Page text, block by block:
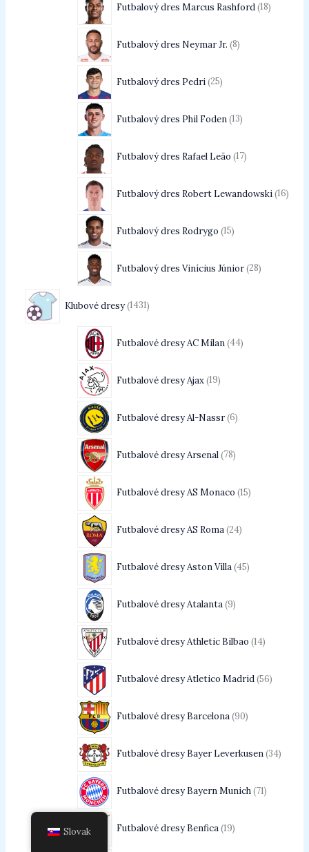
Futbalový dres Marcus Rashford 18
Futbalový dres Neymar Jr. 8
Futbalový dres Pedri 25
Futbalový dres Phil Foden 13
Futbalový dres Rafael Leão 17
Futbalový dres Robert Lewandowski 16
Futbalový dres Rodrygo 15
Futbalový dres Vinícius Júnior 28
Klubové dresy 1431
Futbalové dresy AC Milan 44
Futbalové dresy Ajax 19
Futbalové dresy Al-Nassr 6
Futbalové dresy Arsenal 78
Futbalové dresy AS Monaco 15
Futbalové dresy AS Roma 24
Futbalové dresy Aston Villa 45
Futbalové dresy Atalanta 9
Futbalové dresy Athletic Bilbao 14
Futbalové dresy Atletico Madrid 56
Futbalové dresy Barcelona 90
Futbalové dresy Bayer Leverkusen 34
Futbalové dresy Bayern Munich 71
Futbalové dresy Benfica 19
Slovak